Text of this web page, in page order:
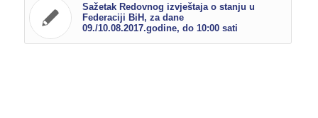
Sažetak Redovnog izvještaja o stanju u
Federaciji BiH, za dane
09./10.08.2017.godine, do 10:00 sati